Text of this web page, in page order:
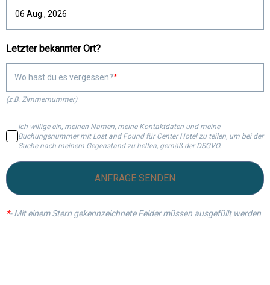
Letzter bekannter Ort?
Wo hast du es vergessen?
(z.B. Zimmernummer)
Ich willige ein, meinen Namen, meine Kontaktdaten und meine
Buchungsnummer mit Lost and Found für Center Hotel zu teilen, um bei der
Suche nach meinem Gegenstand zu helfen, gemäß der DSGVO.
ANFRAGE SENDEN
*-Mit einem Stern gekennzeichnete Felder müssen ausgefüllt werden